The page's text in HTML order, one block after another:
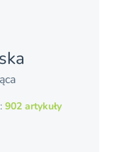
902 artykuły